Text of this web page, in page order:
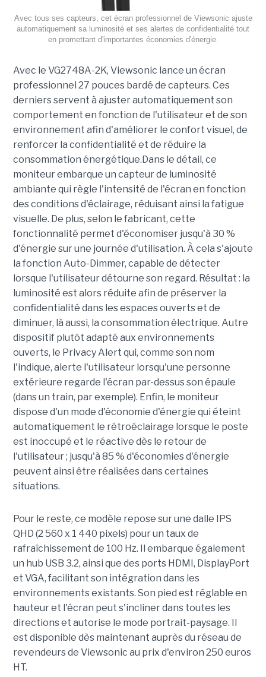
Avec tous ses capteurs, cet écran professionnel de Viewsonic ajuste
automatiquement sa luminosité et ses alertes de confidentialité tout
en promettant d'importantes économies d'énergie.
Avec le VG2748A-2K, Viewsonic lance un écran
professionnel 27 pouces bardé de capteurs. Ces
derniers servent à ajuster automatiquement son
comportement en fonction de l'utilisateur et de son
environnement afin d'améliorer le confort visuel, de
renforcer la confidentialité et de réduire la
consommation énergétique.Dans le détail, ce
moniteur embarque un capteur de luminosité
ambiante qui règle l'intensité de l'écran en fonction
des conditions d'éclairage, réduisant ainsi la fatigue
visuelle. De plus, selon le fabricant, cette
fonctionnalité permet d'économiser jusqu'à 30 %
d'énergie sur une journée d'utilisation. À cela s'ajoute
la fonction Auto-Dimmer, capable de détecter
lorsque l'utilisateur détourne son regard. Résultat : la
luminosité est alors réduite afin de préserver la
confidentialité dans les espaces ouverts et de
diminuer, là aussi, la consommation électrique. Autre
dispositif plutôt adapté aux environnements
ouverts, le Privacy Alert qui, comme son nom
l'indique, alerte l'utilisateur lorsqu'une personne
extérieure regarde l'écran par-dessus son épaule
(dans un train, par exemple). Enfin, le moniteur
dispose d'un mode d'économie d'énergie qui éteint
automatiquement le rétroéclairage lorsque le poste
est inoccupé et le réactive dès le retour de
l'utilisateur ; jusqu'à 85 % d'économies d'énergie
peuvent ainsi être réalisées dans certaines
situations.
Pour le reste, ce modèle repose sur une dalle IPS
QHD (2 560 x 1 440 pixels) pour un taux de
rafraîchissement de 100 Hz. Il embarque également
un hub USB 3.2, ainsi que des ports HDMI, DisplayPort
et VGA, facilitant son intégration dans les
environnements existants. Son pied est réglable en
hauteur et l'écran peut s'incliner dans toutes les
directions et autorise le mode portrait-paysage. Il
est disponible dès maintenant auprès du réseau de
revendeurs de Viewsonic au prix d'environ 250 euros
HT.